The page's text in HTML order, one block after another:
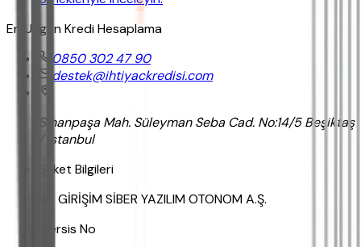
En Uygun Kredi Hesaplama
0850 302 47 90
destek@ihtiyackredisi.com
Sinanpaşa Mah. Süleyman Seba Cad. No:14/5 Beşiktaş
/ İstanbul
Şirket Bilgileri
AK GİRİŞİM SİBER YAZILIM OTONOM A.Ş.
Mersis No